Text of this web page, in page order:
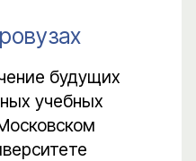
будущих
учебных